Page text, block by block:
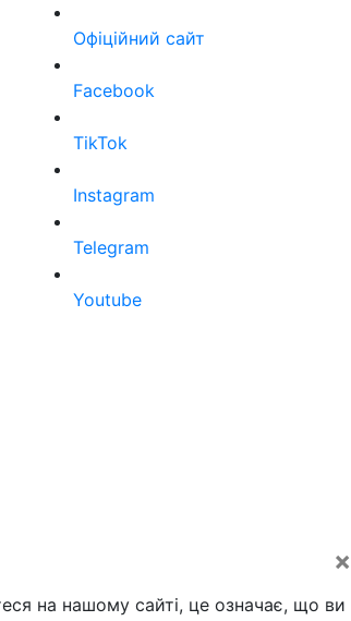
Офіційний сайт
Facebook
TikTok
Instagram
Telegram
Youtube
×
на нашому сайті, це означає, що ви